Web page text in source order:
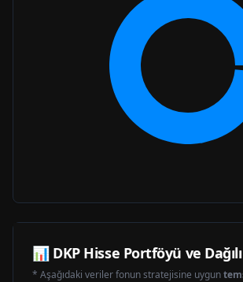
📊 DKPHisse Portföyü ve
* Aşağıdaki veriler fonun stratejisine uygun